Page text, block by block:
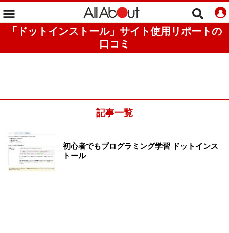
「ドットインストール」サイト使用リポートの
口コミ
記事一覧
初心者でもプログラミング学習 ドットインス
トール